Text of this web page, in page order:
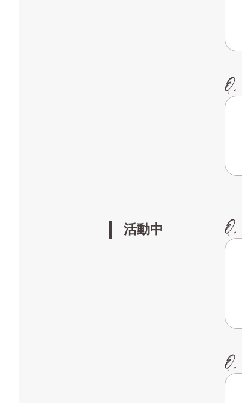
活動中